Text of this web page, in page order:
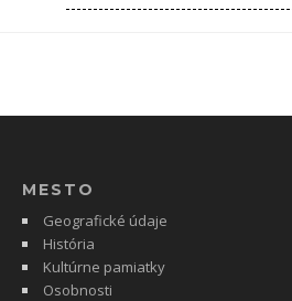
MESTO
Geografické údaje
História
Kultúrne pamiatky
Osobnosti